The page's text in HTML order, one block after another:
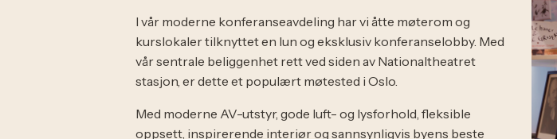
I vår moderne konferanseavdeling har vi åtte møterom og
kurslokaler tilknyttet en lun og eksklusiv konferanselobby. Med
vår sentrale beliggenhet rett ved siden av Nationaltheatret
stasjon, er dette et populært møtested i Oslo.
Med moderne AV-utstyr, gode luft- og lysforhold, fleksible
oppsett, inspirerende interiør og sannsynligvis byens beste